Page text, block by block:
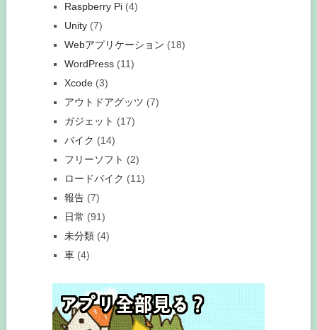
Raspberry Pi(4)
Unity(7)
Webアプリケーション (18)
WordPress(11)
Xcode(3)
アウトドアグッツ (7)
ガジェット (17)
バイク (14)
フリーソフト (2)
ロードバイク (11)
報告(7)
日常 (91)
未分類(4)
車(4)